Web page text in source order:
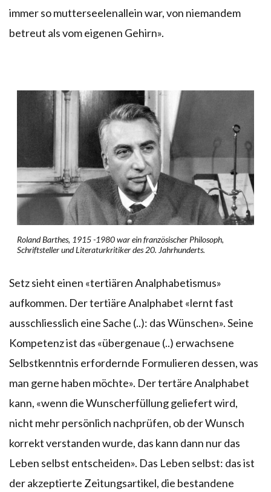
immer so mutterseelenallein war, von niemandem
betreut als vom eigenen Gehirn».
Roland Barthes, 1915 -1980 war ein französischer Philosoph,
Schriftsteller und Literaturkritiker des 20. Jahrhunderts.
Setz sieht einen «tertiären Analphabetismus»
aufkommen. Der tertiäre Analphabet «lernt fast
ausschliesslich eine Sache (..): das Wünschen». Seine
Kompetenz ist das «übergenaue (..) erwachsene
Selbstkenntnis erfordernde Formulieren dessen, was
man gerne haben möchte». Der tertäre Analphabet
kann, «wenn die Wunscherfüllung geliefert wird,
nicht mehr persönlich nachprüfen, ob der Wunsch
korrekt verstanden wurde, das kann dann nur das
Leben selbst entscheiden». Das Leben selbst: das ist
der akzeptierte Zeitungsartikel, die bestandene